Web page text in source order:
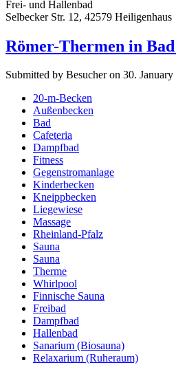
Frei- und Hallenbad
Selbecker Str. 12, 42579 Heiligenhaus
Römer-Thermen in
Submitted by Besucher on 30.
20-m-Becken
Außenbecken
Bad
Cafeteria
Dampfbad
Fitness
Gegenstromanlage
Kinderbecken
Kneippbecken
Liegewiese
Massage
Rheinland-Pfalz
Sauna
Sauna
Therme
Whirlpool
Finnische Sauna
Freibad
Dampfbad
Hallenbad
Sanarium (Biosauna)
Relaxarium (Ruheraum)